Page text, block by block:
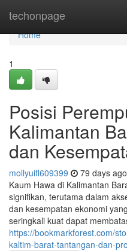
techonpage
Home
Home
1
Posisi
Kalimantan
dan
mollyuifl609399 79 days ago
Kaum Hawa di Kalimantan
signifikan, terutama dalam
dan kesempatan ekonomi
seringkali kuat dapat
https://bookmarkforest.com/
kaltim-barat-tantangan-dan-